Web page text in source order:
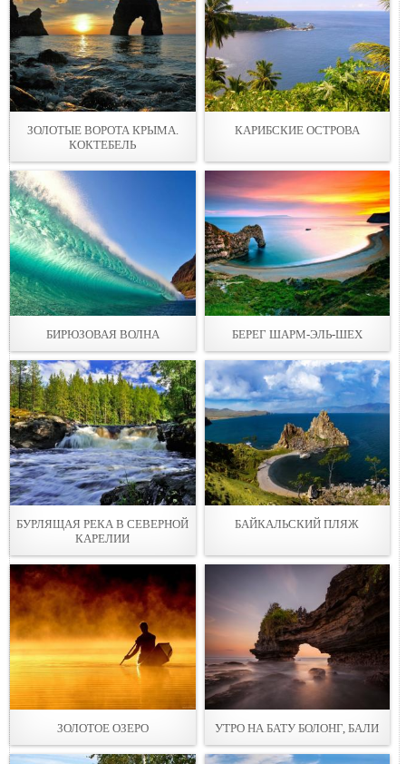
ЗОЛОТЫЕ ВОРОТА КРЫМА.
КОКТЕБЕЛЬ
КАРИБСКИЕ ОСТРОВА
БИРЮЗОВАЯ ВОЛНА БЕРЕГ ШАРМ-ЭЛЬ-ШЕХ
БУРЛЯЩАЯ РЕКА В СЕВЕРНОЙ
КАРЕЛИИ
БАЙКАЛЬСКИЙ ПЛЯЖ
ЗОЛОТОЕ ОЗЕРО УТРО НА БАТУ БОЛОНГ, БАЛИ